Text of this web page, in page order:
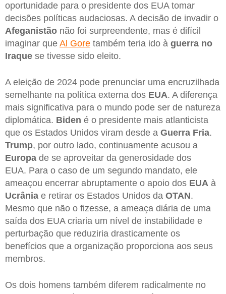
oportunidade para o presidente dos EUA tomar
decisões políticas audaciosas. A decisão de invadir o
Afeganistão não foi surpreendente, mas é difícil
imaginar que Al Gore também teria ido à guerra no
Iraque se tivesse sido eleito.
A eleição de 2024 pode prenunciar uma encruzilhada
semelhante na política externa dos EUA. A diferença
mais significativa para o mundo pode ser de natureza
diplomática. Biden é o presidente mais atlanticista
que os Estados Unidos viram desde a Guerra Fria.
Trump, por outro lado, continuamente acusou a
Europa de se aproveitar da generosidade dos
EUA. Para o caso de um segundo mandato, ele
ameaçou encerrar abruptamente o apoio dos EUA à
Ucrânia e retirar os Estados Unidos da OTAN.
Mesmo que não o fizesse, a ameaça diária de uma
saída dos EUA criaria um nível de instabilidade e
perturbação que reduziria drasticamente os
benefícios que a organização proporciona aos seus
membros.
Os dois homens também diferem radicalmente no